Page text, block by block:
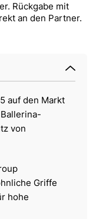
Rückgabe mit
an den Partner.
auf den Markt
von
Griffe
hohe